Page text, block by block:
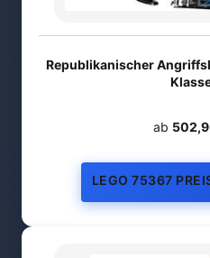
Republikanischer
ab
LEGO 75367